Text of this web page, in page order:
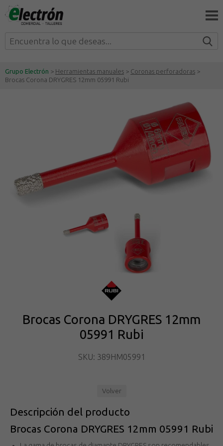
Grupo Electrón > Herramientas manuales > Coronas perforadoras >
Brocas Corona DRYGRES 12mm 05991 Rubi
Brocas Corona DRYGRES 12mm
05991 Rubi
SKU: 389HM05991
Volver
Descripción del producto
Brocas Corona DRYGRES 12mm 05991 Rubi